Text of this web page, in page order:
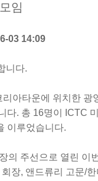
임
03 14:09
니다.
리아타운에 위치한 광
다. 총 16명이 ICTC
이루었습니다.
의 주선으로 열린 이
장, 앤드류리 고문/